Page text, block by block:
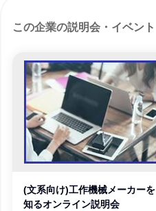
この企業の説明会・イベント
(文系向け)工作機械メーカーを
知るオンライン説明会